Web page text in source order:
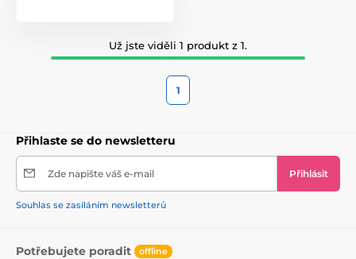
Už jste viděli 1 produkt z 1.
1
Přihlaste se do newsletteru
Zde napište váš e-mail Přihlásit
Souhlas se zasíláním newsletterů
Potřebujete poradit offline